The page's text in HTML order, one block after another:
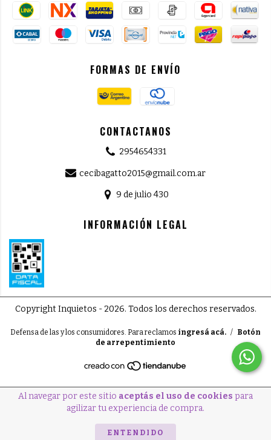
Al navegar por este sitio aceptás el uso de cookies para
agilizar tu experiencia de compra.
ENTENDIDO
FORMAS DE ENVÍO
CONTACTANOS
2954654331
cecibagatto2015@gmail.com.ar
9 de julio 430
INFORMACIÓN LEGAL
Copyright Inquietos - 2026. Todos los derechos reservados.
Defensa de las y los consumidores. Para reclamos ingresá acá. / Botón
de arrepentimiento